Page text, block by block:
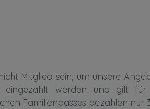
Mitglied sein, um unsere
eingezahlt werden und gilt
Familienpasses bezahlen nur